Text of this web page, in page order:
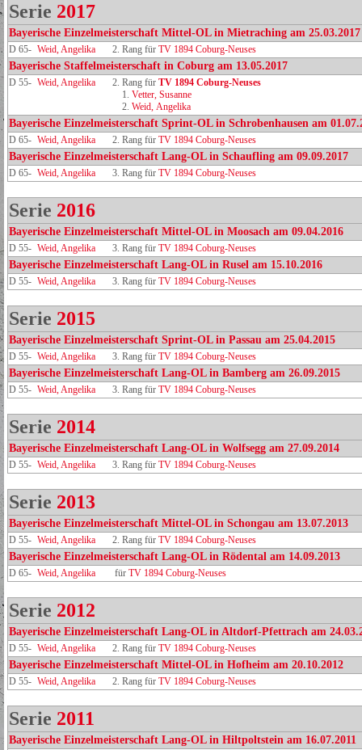
Serie 2017
Bayerische Einzelmeisterschaft Mittel-OL in Mietraching am 25.03.2017
D 65- Weid, Angelika 2. Rang für TV 1894 Coburg-Neuses
Bayerische Staffelmeisterschaft in Coburg am 13.05.2017
D 55- Weid, Angelika 2. Rang für TV 1894 Coburg‑Neuses
1. Vetter, Susanne
2. Weid, Angelika
Bayerische Einzelmeisterschaft Sprint-OL in Schrobenhausen am
D 65- Weid, Angelika 2. Rang für TV 1894 Coburg-Neuses
Bayerische Einzelmeisterschaft Lang-OL in Schaufling am 09.09.2017
D 65- Weid, Angelika 3. Rang für TV 1894 Coburg-Neuses
Serie 2016
Bayerische Einzelmeisterschaft Mittel-OL in Moosach am 09.04.2016
D 55- Weid, Angelika 3. Rang für TV 1894 Coburg-Neuses
Bayerische Einzelmeisterschaft Lang-OL in Rusel am 15.10.2016
D 55- Weid, Angelika 3. Rang für TV 1894 Coburg-Neuses
Serie 2015
Bayerische Einzelmeisterschaft Sprint-OL in Passau am 25.04.2015
D 55- Weid, Angelika 3. Rang für TV 1894 Coburg-Neuses
Bayerische Einzelmeisterschaft Lang-OL in Bamberg am 26.09.2015
D 55- Weid, Angelika 3. Rang für TV 1894 Coburg-Neuses
Serie 2014
Bayerische Einzelmeisterschaft Lang-OL in Wolfsegg am 27.09.2014
D 55- Weid, Angelika 3. Rang für TV 1894 Coburg-Neuses
Serie 2013
Bayerische Einzelmeisterschaft Mittel-OL in Schongau am 13.07.2013
D 55- Weid, Angelika 2. Rang für TV 1894 Coburg-Neuses
Bayerische Einzelmeisterschaft Lang-OL in Rödental am 14.09.2013
D 65- Weid, Angelika für TV 1894 Coburg-Neuses
Serie 2012
Bayerische Einzelmeisterschaft Lang-OL in Altdorf-Pfettrach am
D 55- Weid, Angelika 2. Rang für TV 1894 Coburg-Neuses
Bayerische Einzelmeisterschaft Mittel-OL in Hofheim am 20.10.2012
D 55- Weid, Angelika 2. Rang für TV 1894 Coburg-Neuses
Serie 2011
Bayerische Einzelmeisterschaft Lang-OL in Hiltpoltstein am 16.07.2011